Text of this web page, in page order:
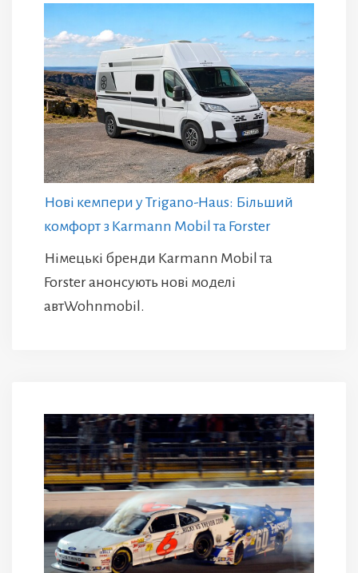
Нові кемпери у Trigano-Haus: Більший
комфорт з Karmann Mobil та Forster
Німецькі бренди Karmann Mobil та
Forster анонсують нові моделі
автWohnmobil.